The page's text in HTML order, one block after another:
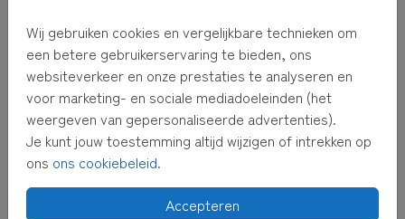
Wij gebruiken cookies en vergelijkbare technieken om
een betere gebruikerservaring te bieden, ons
websiteverkeer en onze prestaties te analyseren en
voor marketing- en sociale mediadoeleinden (het
weergeven van gepersonaliseerde advertenties).
Je kunt jouw toestemming altijd wijzigen of intrekken op
ons ons cookiebeleid.
Accepteren
ROSÉFOLIE GOUDFOLIE